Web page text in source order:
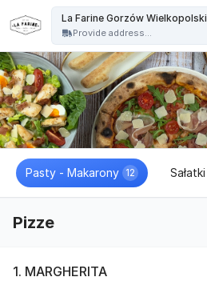
La Farine Gorzów Wielkopolski
Provide address...
Pasty - Makarony 12 Sałatki
Pizze
1. MARGHERITA